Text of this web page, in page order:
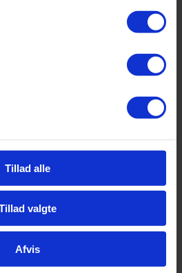
Tillad alle
valgte
Afvis